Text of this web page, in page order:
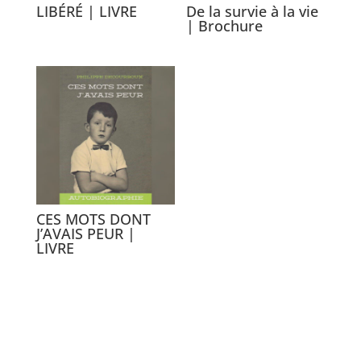
LIBÉRÉ | LIVRE De la survie à la vie
| Brochure
CES MOTS DONT
J’AVAIS PEUR |
LIVRE